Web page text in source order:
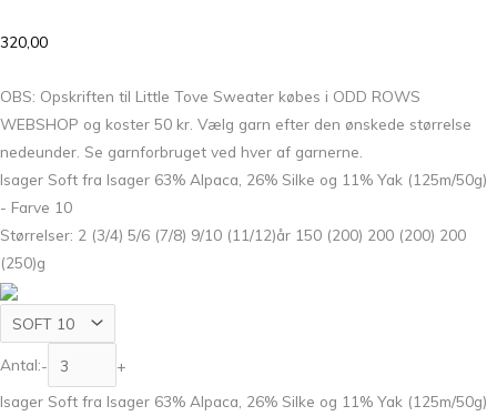
320,00
OBS: Opskriften til Little Tove Sweater købes i ODD ROWS
WEBSHOP og koster 50 kr. Vælg garn efter den ønskede størrelse
nedeunder. Se garnforbruget ved hver af garnerne.
Isager Soft fra Isager 63% Alpaca, 26% Silke og 11% Yak (125m/50g)
- Farve 10
Størrelser: 2 (3/4) 5/6 (7/8) 9/10 (11/12)år 150 (200) 200 (200) 200
(250)g
Antal:-
+
Isager Soft fra Isager 63% Alpaca, 26% Silke og 11% Yak (125m/50g)